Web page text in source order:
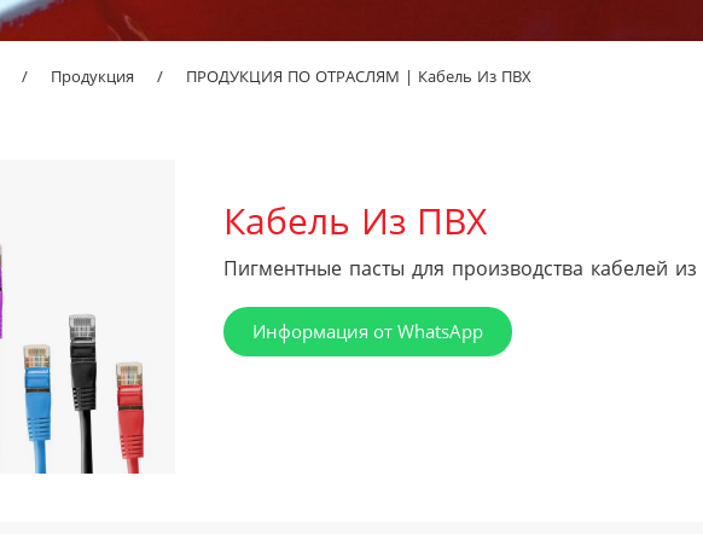
/ Продукция / ПРОДУКЦИЯ ПО ОТРАСЛЯМ | Кабель Из ПВХ
Кабель Из ПВХ
Пигментные пасты для производства кабелей
Информация от WhatsApp